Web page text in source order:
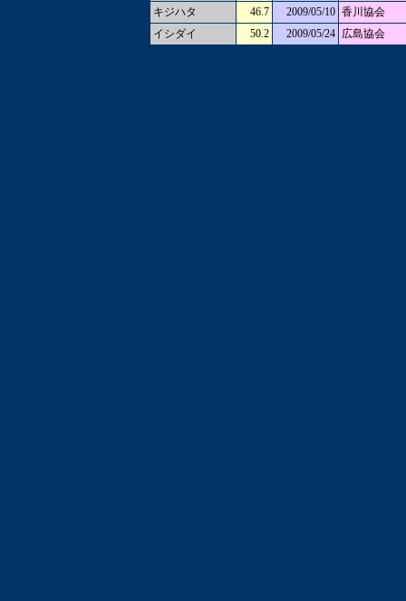
キジハタ
46.7 2009/05/10 香川協会
イシダイ
50.2 2009/05/24 広島協会